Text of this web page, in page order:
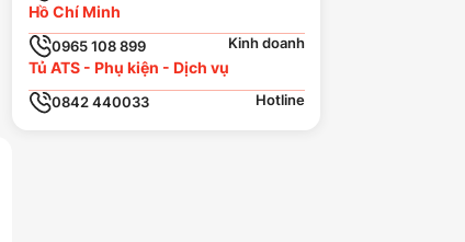
Hồ Chí Minh
0965 108 899 Kinh doanh
Tủ ATS - Phụ kiện - Dịch vụ
0842 440033 Hotline